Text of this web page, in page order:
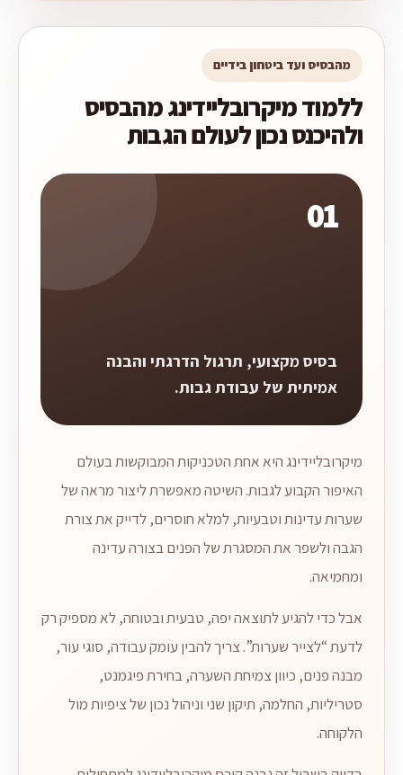
מהבסיס ועד ביטחון בידיים
ללמוד מיקרובליידינג מהבסיס
ולהיכנס נכון לעולם הגבות
01
בסיס מקצועי, תרגול הדרגתי והבנה
אמיתית של עבודת גבות.
מיקרובליידינג היא אחת הטכניקות המבוקשות בעולם
האיפור הקבוע לגבות. השיטה מאפשרת ליצור מראה של
שערות עדינות וטבעיות, למלא חוסרים, לדייק את צורת
הגבה ולשפר את המסגרת של הפנים בצורה עדינה
ומחמיאה.
אבל כדי להגיע לתוצאה יפה, טבעית ובטוחה, לא מספיק רק
לדעת “לצייר שערות”. צריך להבין עומק עבודה, סוגי עור,
מבנה פנים, כיוון צמיחת השערה, בחירת פיגמנט,
סטריליות, החלמה, תיקון שני וניהול נכון של ציפיות מול
הלקוחה.